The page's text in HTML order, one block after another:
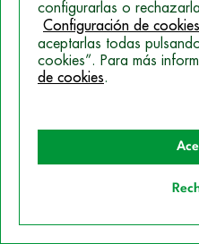
Enfermera graduada por la
sólida formación en
habilidades en
configurarlas o
Configuración de cookies
aceptarlas todas
cookies”. Para más
de cookies.